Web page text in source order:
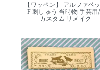
【ワッペン】 アルファベ
F 刺しゅう 当時物 手芸用
カスタム リメイク